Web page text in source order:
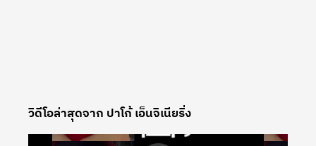
วิดีโอล่าสุดจาก ปาโก้ เอ็นจิเนียริ่ง